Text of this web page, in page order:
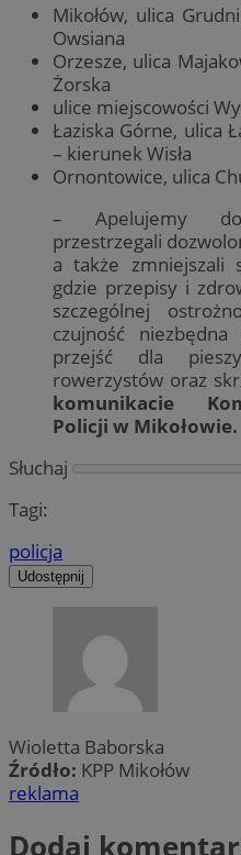
Mikołów, ulica
Owsiana
Orzesze, ulica
Żorska
ulice miejscowości
Łaziska Górne, ulica
– kierunek Wisła
Ornontowice, ulica
– Apelujemy
przestrzegali
a także zmniejszali
gdzie przepisy i
szczególnej
czujność
przejść dla
rowerzystów oraz
komunikacie
Policji w Mikołowie.
Słuchaj
Tagi:
policja
Udostępnij
Wioletta Baborska
Źródło: KPP Mikołów
reklama
Dodaj